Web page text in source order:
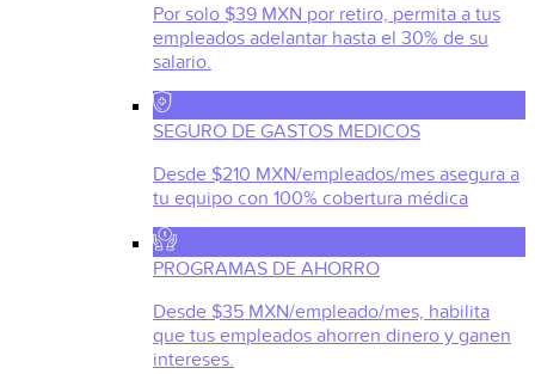
Por solo $39 MXN por retiro, permita a tus
empleados adelantar hasta el 30% de su
salario.
SEGURO DE GASTOS MEDICOS
Desde $210 MXN/empleados/mes asegura a
tu equipo con 100% cobertura médica
PROGRAMAS DE AHORRO
Desde $35 MXN/empleado/mes, habilita
que tus empleados ahorren dinero y ganen
intereses.